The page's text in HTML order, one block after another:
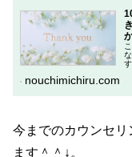
nouchimichiru.com
今までのカウンセリ
ます＾＾↓。